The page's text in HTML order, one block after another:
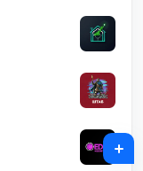
+